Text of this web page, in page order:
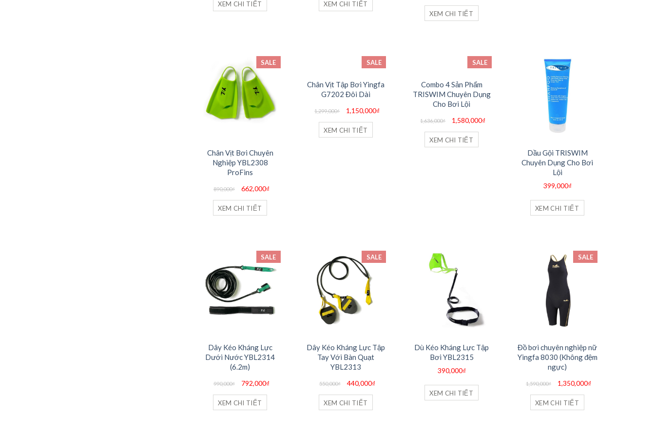
590,000₫.
XEM CHI TIẾT
850,000₫.
XEM CHI TIẾT
là:
650,000₫.
XEM CHI TIẾT
SALE
Chân Vịt Bơi Chuyên
Nghiệp YBL2308
ProFins
890,000₫
Giá
gốc
là:
890,000₫.
662,000₫Giá
hiện
XEM CHI TIẾT
SALE
Chân Vịt Tập Bơi Yingfa
G7202 Đôi Dài
1,299,000₫
Giá
gốc
là:
1,299,000₫.
1,150,000₫
XEM CHI TIẾT
SALE
Combo 4 Sản Phẩm
TRISWIM Chuyên Dụng
Cho Bơi Lội
1,636,000₫
Giá
gốc
là:
1,636,000₫.
1,580,000₫
XEM CHI TIẾT
Dầu Gội TRISWIM
Chuyên Dụng Cho Bơi
Lội
399,000₫
XEM CHI TIẾT
SALE
Dây Kéo Kháng Lực
Dưới Nước YBL2314
(6.2m)
990,000₫
Giá
gốc
là:
990,000₫.
792,000₫Giá
hiện
XEM CHI TIẾT
SALE
Dây Kéo Kháng Lực Tập
Tay Với Bàn Quạt
YBL2313
550,000₫
Giá
gốc
là:
550,000₫.
440,000₫Giá
hiện
XEM CHI TIẾT
Dù Kéo Kháng Lực Tập
Bơi YBL2315
390,000₫
XEM CHI TIẾT
SALE
Đồ bơi chuyên nghiệp nữ
Yingfa 8030 (Không đệm
ngực)
1,590,000₫
Giá
gốc
là:
1,590,000₫.
1,350,000₫
XEM CHI TIẾT